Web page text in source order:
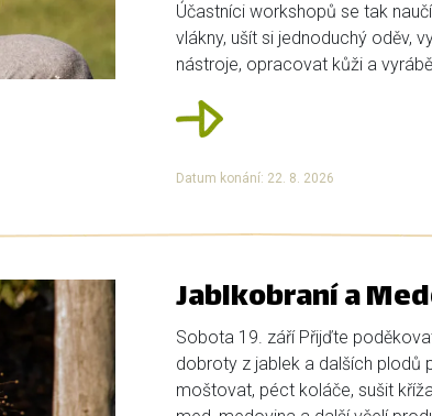
Účastníci workshopů se tak
vlákny, ušít si jednoduchý oděv,
nástroje, opracovat kůži a
Datum konání: 22. 8. 2026
Jablkobraní a
Sobota 19. září Přijďte
dobroty z jablek a dalších plodů
moštovat, péct koláče, sušit